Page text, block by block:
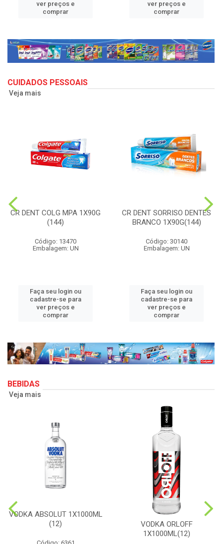
ver preços e
comprar
ver preços e
comprar
CUIDADOS PESSOAIS
Veja mais
CR DENT COLG MPA 1X90G
(144)
Código: 13470
Embalagem: UN
Faça seu login ou
cadastre-se para
ver preços e
comprar
CR DENT SORRISO DENTES
BRANCO 1X90G(144)
Código: 30140
Embalagem: UN
Faça seu login ou
cadastre-se para
ver preços e
comprar
BEBIDAS
Veja mais
VODKA ABSOLUT 1X1000ML
(12)
VODKA ORLOFF
1X1000ML(12)